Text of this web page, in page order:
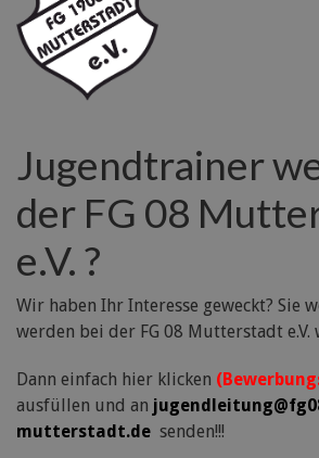
Jugendtrainer
der FG 08
e.V. ?
Wir haben Ihr Interesse geweckt? Sie
werden bei der FG 08 Mutterstadt e.V.
Dann einfach hier klicken
ausfüllen und an
mutterstadt.de senden!!!